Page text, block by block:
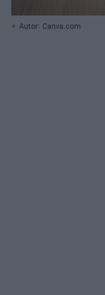
Autor: Canva.com